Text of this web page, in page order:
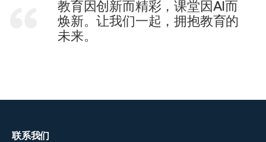
教育因创新而精彩，课堂因AI而
焕新。让我们一起，拥抱教育的
未来。
联系我们